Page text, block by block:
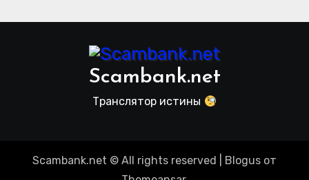
Scambank.net
Транслятор истины
Scambank.net © All rights reserved Blogus от